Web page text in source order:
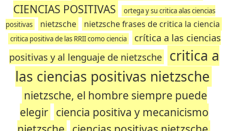
CIENCIAS POSITIVAS
ortega y su critica alas ciencias
positivas
nietzsche nietzsche frases de critica la ciencia
critica positiva de las RRII como ciencia
crítica a las ciencias
positivas y al lenguaje de nietzsche
critica a
las ciencias positivas nietzsche
nietzsche, el hombre siempre puede
elegir ciencia positiva y mecanicismo